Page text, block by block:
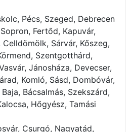
Pécs, Szeged, Debrecen
Fertőd, Kapuvár,
Celldömölk, Sárvár, Kőszeg,
Szentgotthárd,
Jánosháza, Devecser,
Komló, Sásd, Dombóvár,
Bácsalmás, Szekszárd,
Hőgyész, Tamási
Csurgó, Nagyatád,